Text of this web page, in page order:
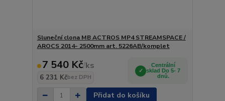
Sluneční clona MB ACTROS MP4 STREAMSPACE /
AROCS 2014- 2500mm art. 5226AB/komplet
7 540 Kč/ks
6 231 Kčbez DPH
Centrální
sklad Do 5- 7
dnů.
Přidat do košíku